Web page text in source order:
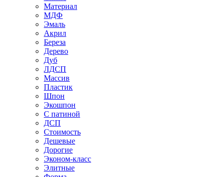
Материал
МДФ
Эмаль
Акрил
Береза
Дерево
Дуб
ЛДСП
Массив
Пластик
Шпон
Экошпон
С патиной
ДСП
Стоимость
Дешевые
Дорогие
Эконом-класс
Элитные